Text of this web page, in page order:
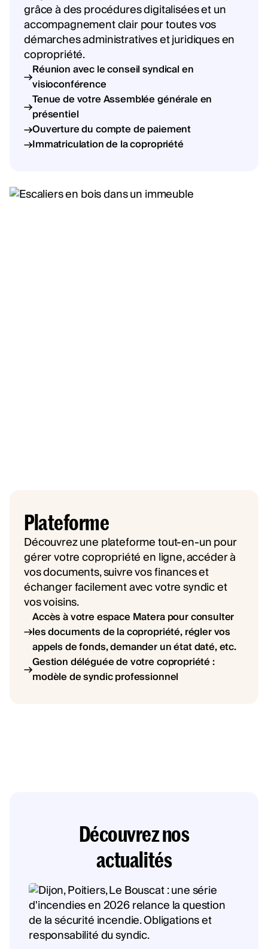
grâce à des procédures digitalisées et un
accompagnement clair pour toutes vos
démarches administratives et juridiques en
copropriété.
Réunion avec le conseil syndical en
visioconférence
Tenue de votre Assemblée générale en
présentiel
Ouverture du compte de paiement
Immatriculation de la copropriété
Plateforme
Découvrez une plateforme tout-en-un pour
gérer votre copropriété en ligne, accéder à
vos documents, suivre vos finances et
échanger facilement avec votre syndic et
vos voisins.
Accès à votre espace Matera pour consulter
les documents de la copropriété, régler vos
appels de fonds, demander un état daté, etc.
Gestion déléguée de votre copropriété :
modèle de syndic professionnel
Découvrez nos
actualités